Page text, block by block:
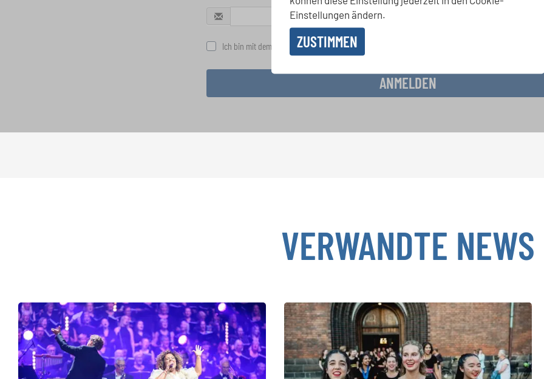
Einstellungen ändern.
ZUSTIMMEN
Ich bin mit dem Erhalt des Newsletters einverstanden und akzeptiere die
ANMELDEN
VERWANDTE NEWS